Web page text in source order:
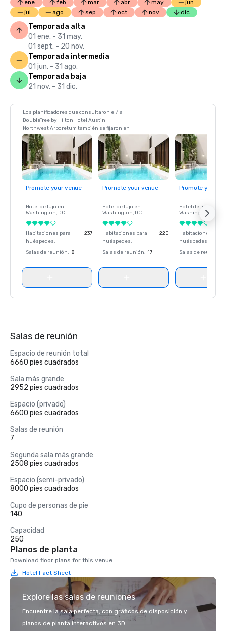
ene. feb. mar. abr. may.
jun.
jul.
ago. sep. oct. nov. dic.
Temporada alta
01 ene. - 31 may.
01 sept. - 20 nov.
Temporada intermedia
01 jun. - 31 ago.
Temporada baja
21 nov. - 31 dic.
Los planificadores que consultaron el/la
DoubleTree by Hilton Hotel Austin
Northwest Arboretum también se fijaron en
Promote your venue
Hotel de lujo en
Washington, DC
Habitaciones para
huéspedes:
237
Salas de reunión: 8
Promote your venue
Hotel de lujo en
Washington, DC
Habitaciones para
huéspedes:
220
Salas de reunión: 17
Promote your
Hotel de lujo en
Washington
Habitaciones para
huéspedes
Salas de reunión
Salas de reunión
Espacio de reunión total
6660 pies cuadrados
Sala más grande
2952 pies cuadrados
Espacio (privado)
6600 pies cuadrados
Salas de reunión
7
Segunda sala más grande
2508 pies cuadrados
Espacio (semi-privado)
8000 pies cuadrados
Cupo de personas de pie
140
Capacidad
250
Planos de planta
Download floor plans for this venue.
Hotel Fact Sheet
Explore las salas de reuniones
Encuentre la sala perfecta, con gráficos de disposición y
planos de planta interactivos en 3D.